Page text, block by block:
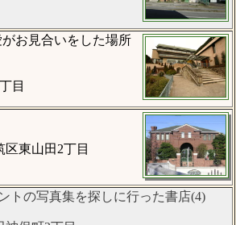
お見合いをした場所
目
東山田2丁目
トの写真集を探しに行った書店(4)